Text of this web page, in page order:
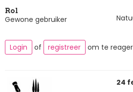
Rol
Gewone gebruiker
Login of registreer om te
24